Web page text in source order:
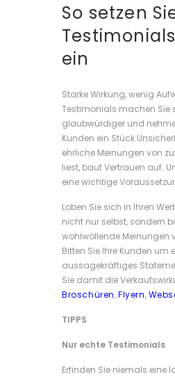
So setzen
ein
Starke Wirkung, wenig
Testimonials machen Sie
glaubwürdiger und
Kunden ein Stück
ehrliche Meinungen von
liest, baut Vertrauen auf.
eine wichtige
Loben Sie sich in Ihren
nicht nur selbst, sondern
wohlwollende Meinungen
Bitten Sie Ihre Kunden um
aussagekräftiges
Sie damit die
Broschüren,Flyern,
TIPPS
Nur echte Testimonials
Erfinden Sie niemals eine